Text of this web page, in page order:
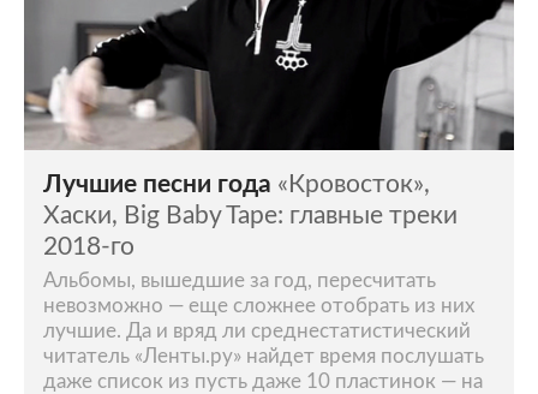
Лучшие песни года «Кровосток»,
Хаски, Big Baby Tape: главные треки
2018-го
Альбомы, вышедшие за год, пересчитать
невозможно — еще сложнее отобрать из них
лучшие. Да и вряд ли среднестатистический
читатель «Ленты.ру» найдет время послушать
даже список из пусть даже 10 пластинок — на